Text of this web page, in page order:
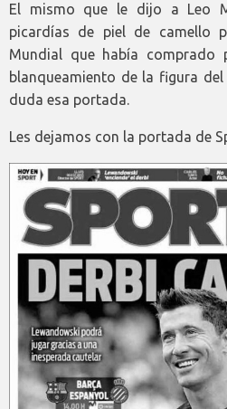
El mismo que le dijo a Leo
picardías de piel de camello
Mundial que había comprado
blanqueamiento de la figura
duda esa portada.
Les dejamos con la portada de